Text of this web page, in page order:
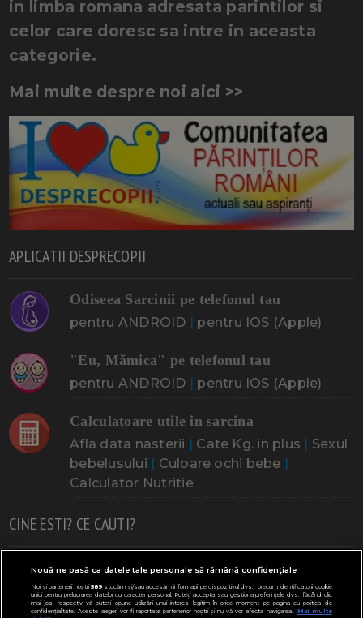
in limba romana adresata parintilor si
celor care doresc sa intre in aceasta
categorie.
Mai multe despre noi aici >>
APLICATII DESPRECOPII
Odiseea Sarcinii pe telefonul tau
pentru ANDROID | pentru IOS (Apple)
"Eu, Mămica" pe telefonul tau
pentru ANDROID | pentru IOS (Apple)
Calculatoare utile in sarcina
Afla data nasterii | Cate Kg. in plus | Sexul
bebelusului | Culoare ochi bebe |
Calculator Nutritie
CINE ESTI? CE CAUTI?
Doresc un copil Adoptia Probleme cu sarcina
Urmeaza sa nasc Probleme alaptare Bebe plange
Nouă ne pasă ca datele tale personale să rămână confidențiale
Noi și partenerii noștri589stocăm și/sau accesăm informații pe dispozitivul dvs., precum identificatorii cookie
unici pentru prelucrarea datelor cu caracter personal. Puteți accepta sau gestiona preferințele dvs. făcând clic
mai jos, respectiv vă puteți opune utilizării unui interes legitim în orice moment pe pagina cu politica de
confidențialitate. Aceste alegeri vor fi raportate partenerilor noștri și nu vă vor afecta navigarea.
Mai multe